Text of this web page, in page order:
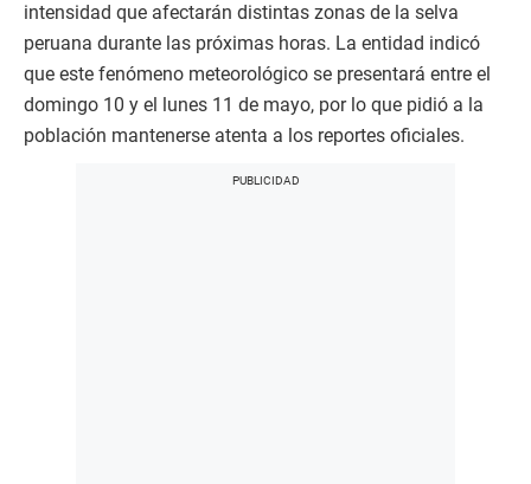
intensidad que afectarán distintas zonas de la selva
peruana durante las próximas horas. La entidad indicó
que este fenómeno meteorológico se presentará entre el
domingo 10 y el lunes 11 de mayo, por lo que pidió a la
población mantenerse atenta a los reportes oficiales.